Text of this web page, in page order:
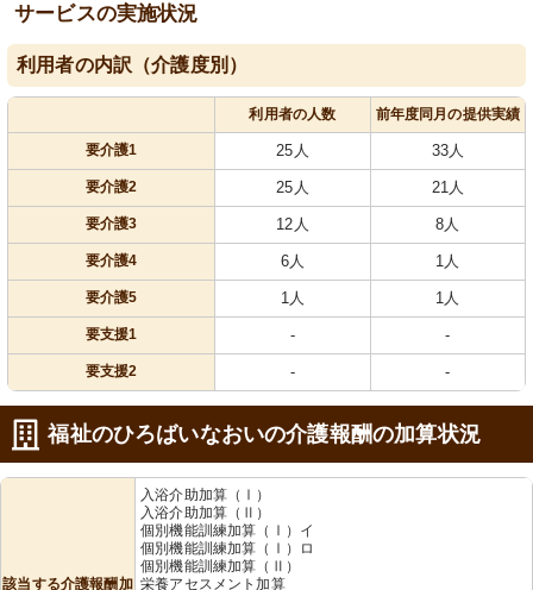
サービスの実施状況
利用者の内訳（介護度別）
利用者の人数 前年度同月の提供実績
要介護1 25人 33人
要介護2 25人 21人
要介護3 12人 8人
要介護4 6人 1人
要介護5 1人 1人
要支援1 - -
要支援2 - -
福祉のひろばいなおいの介護報酬の加算状況
該当する介護報酬加
入浴介助加算（Ⅰ）
入浴介助加算（Ⅱ）
個別機能訓練加算（Ⅰ）イ
個別機能訓練加算（Ⅰ）ロ
個別機能訓練加算（Ⅱ）
栄養アセスメント加算